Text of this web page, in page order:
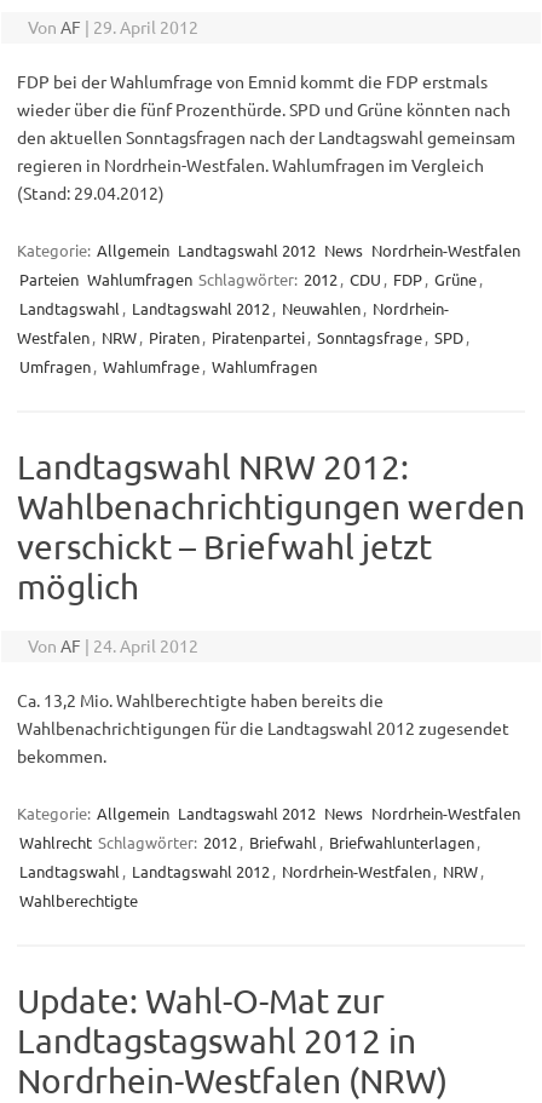
Von AF | 29. April 2012
FDP bei der Wahlumfrage von Emnid kommt die FDP erstmals
wieder über die fünf Prozenthürde. SPD und Grüne könnten nach
den aktuellen Sonntagsfragen nach der Landtagswahl gemeinsam
regieren in Nordrhein-Westfalen. Wahlumfragen im Vergleich
(Stand: 29.04.2012)
Kategorie: Allgemein Landtagswahl 2012 News Nordrhein-Westfalen
Parteien Wahlumfragen Schlagwörter: 2012 , CDU , FDP, Grüne,
Landtagswahl , Landtagswahl 2012 , Neuwahlen, Nordrhein-
Westfalen, NRW, Piraten, Piratenpartei, Sonntagsfrage, SPD,
Umfragen, Wahlumfrage, Wahlumfragen
Landtagswahl NRW 2012:
Wahlbenachrichtigungen werden
verschickt – Briefwahl jetzt
möglich
Von AF | 24. April 2012
Ca. 13,2 Mio. Wahlberechtigte haben bereits die
Wahlbenachrichtigungen für die Landtagswahl 2012 zugesendet
bekommen.
Kategorie: Allgemein Landtagswahl 2012 News Nordrhein-Westfalen
Wahlrecht Schlagwörter: 2012 , Briefwahl , Briefwahlunterlagen,
Landtagswahl , Landtagswahl 2012 , Nordrhein-Westfalen, NRW,
Wahlberechtigte
Update: Wahl-O-Mat zur
Landtagstagswahl 2012 in
Nordrhein-Westfalen (NRW)